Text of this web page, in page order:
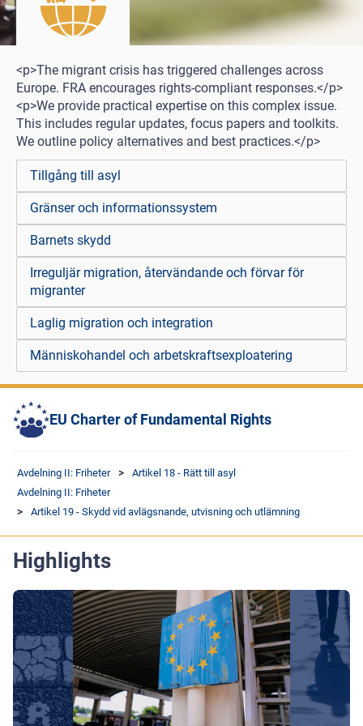
<p>The migrant crisis has triggered challenges across
Europe. FRA encourages rights-compliant responses.</p>
<p>We provide practical expertise on this complex issue.
This includes regular updates, focus papers and toolkits.
We outline policy alternatives and best practices.</p>
Tillgång till asyl
Gränser och informationssystem
Barnets skydd
Irreguljär migration, återvändande och förvar för
migranter
Laglig migration och integration
Människohandel och arbetskraftsexploatering
EU Charter of Fundamental Rights
Avdelning II: Friheter
Artikel 18 - Rätt till asyl
Avdelning II: Friheter
Artikel 19 - Skydd vid avlägsnande, utvisning och utlämning
Highlights